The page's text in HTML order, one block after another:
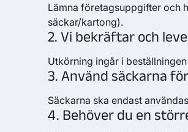
Lämna företagsuppgifter och
säckar/kartong).
2. Vi bekräftar och
Utkörning ingår i
3. Använd säckarna
Säckarna ska endast
4. Behöver du en